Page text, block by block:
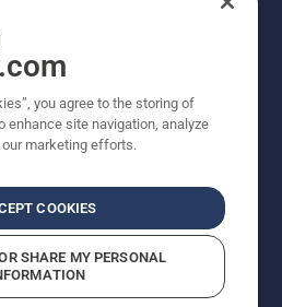
Tutti i diritti riservati. I prezzi
per i rivenditori specializzati
in CHF comprensivi di IVA
riserva di modifica. Tutti i prezzi
consigliati (IVA inclusa),
sia disponibile per l'acquisto
RiferimentiCGVF Negozio online
di presunte violazioni
you agree to the storing of
enhance site navigation, analyze
marketing efforts.
COOKIES
SHARE MY PERSONAL